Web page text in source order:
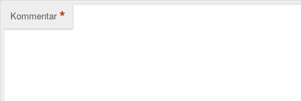
Kommentar *